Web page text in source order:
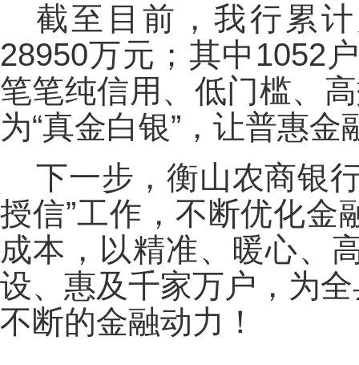
截至目前，我行累
28950万元；其中1052
笔笔纯信用、低门槛、
为“真金白银”，让普惠
下一步，衡山农商银
授信”工作，不断优化金
成本，以精准、暖心、
设、惠及千家万户，为
不断的金融动力！